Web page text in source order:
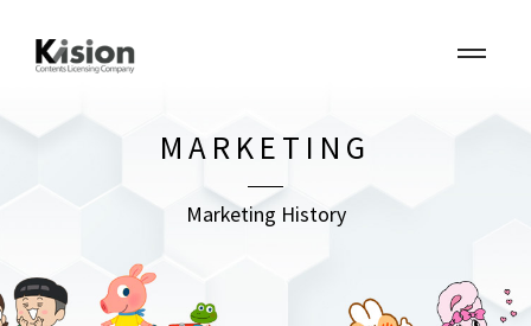
MARKETING
Marketing History